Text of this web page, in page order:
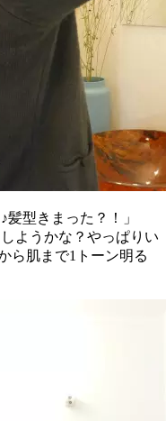
髪型きまった？！」
ようかな？やっぱりい
ら肌まで1トーン明る